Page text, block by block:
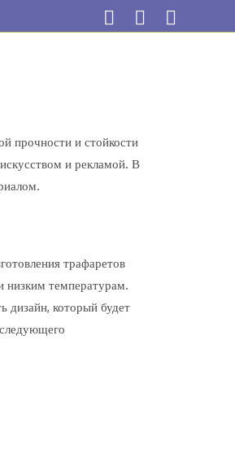
прочности и стойкости
и рекламой. В
трафаретов
низким температурам.
дизайн, который будет